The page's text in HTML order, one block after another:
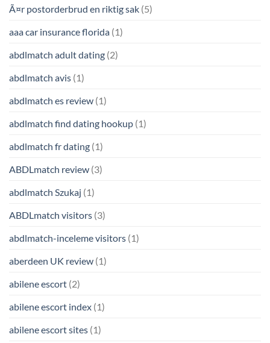
Ã¤r postorderbrud en riktig sak (5)
aaa car insurance florida (1)
abdlmatch adult dating (2)
abdlmatch avis (1)
abdlmatch es review (1)
abdlmatch find dating hookup (1)
abdlmatch fr dating (1)
ABDLmatch review (3)
abdlmatch Szukaj (1)
ABDLmatch visitors (3)
abdlmatch-inceleme visitors (1)
aberdeen UK review (1)
abilene escort (2)
abilene escort index (1)
abilene escort sites (1)